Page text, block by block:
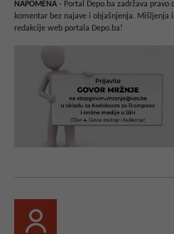
NAPOMENA - Portal Depo.ba zadržava
komentar bez najave i objašnjenja. Mišljenja
redakcije web portala Depo.ba!